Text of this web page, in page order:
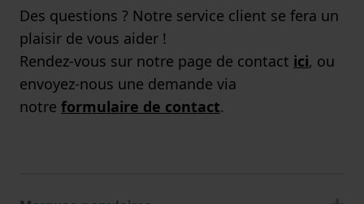
Des questions ? Notre service client se fera un
plaisir de vous aider !
Rendez-vous sur notre page de contact ici, ou
envoyez-nous une demande via
notre formulaire de contact.